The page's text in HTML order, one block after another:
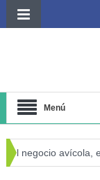
Menú
negocio avícola, el